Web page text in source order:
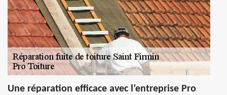
Une réparation efficace avec l’entreprise Pro